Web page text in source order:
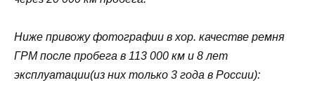
Ниже привожу фотографии в хор. качестве ремня
ГРМ после пробега в 113 000 км и 8 лет
эксплуатации(из них только 3 года в России):